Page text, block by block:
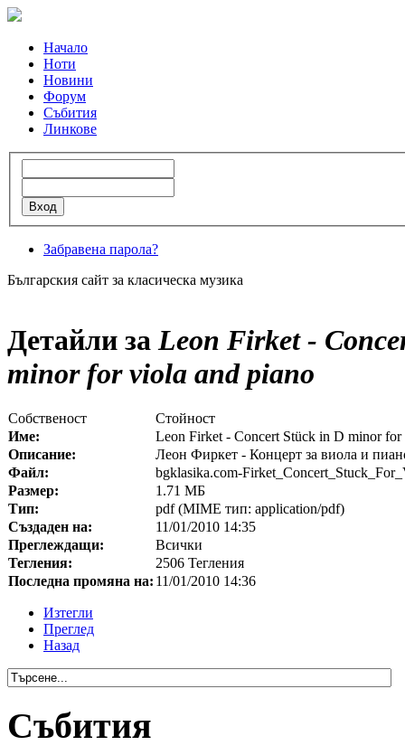
Начало
Ноти
Новини
Форум
Събития
Линкове
Забравена парола?
Българския сайт за класическа музика
Детайли за Leon Firket -
minor for viola and piano
Собственост
Стойност
Име:
Leon Firket - Concert Stück in D minor for
Описание:
Леон Фиркет - Концерт за виола и
Файл:
bgklasika.com-
Размер:
1.71 МБ
Тип:
pdf (MIME тип: application/pdf)
Създаден на:
11/01/2010 14:35
Преглеждащи:
Всички
Тегления:
2506 Тегления
Последна промяна на: 11/01/2010 14:36
Изтегли
Преглед
Назад
Събития